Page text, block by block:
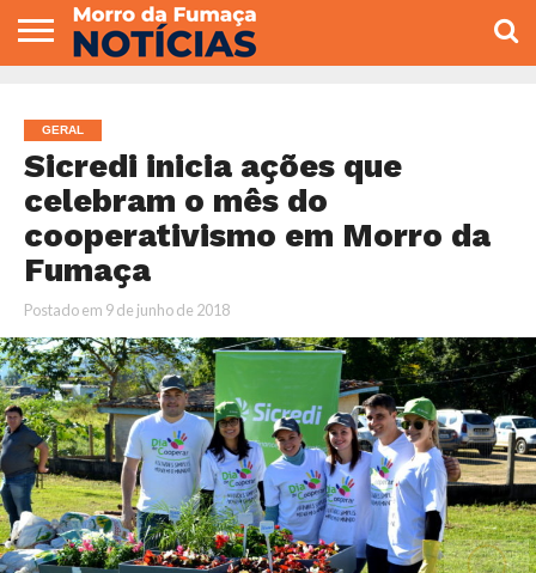
VEREADORES
GERAL
Sicredi inicia ações que
celebram o mês do
cooperativismo em Morro da
Fumaça
Postado em 9 de junho de 2018